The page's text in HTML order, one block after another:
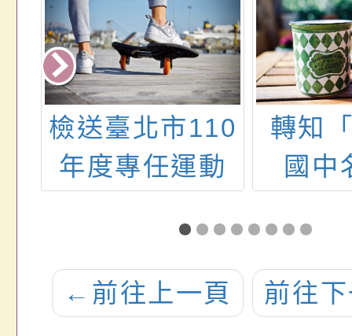
檢送臺北市110
年度專任運動
轉知
國中
教學
小學
進
← 前往上一頁 前往